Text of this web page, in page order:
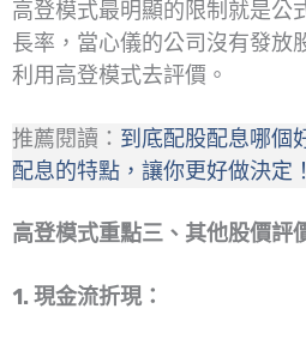
高登模式最明顯的限制就是公
長率，當心儀的公司沒有發放
利用高登模式去評價。
推薦閱讀： 到底配股配息哪個
配息的特點，讓你更好做決定！
高登模式重點三、其他股價評
1. 現金流折現：